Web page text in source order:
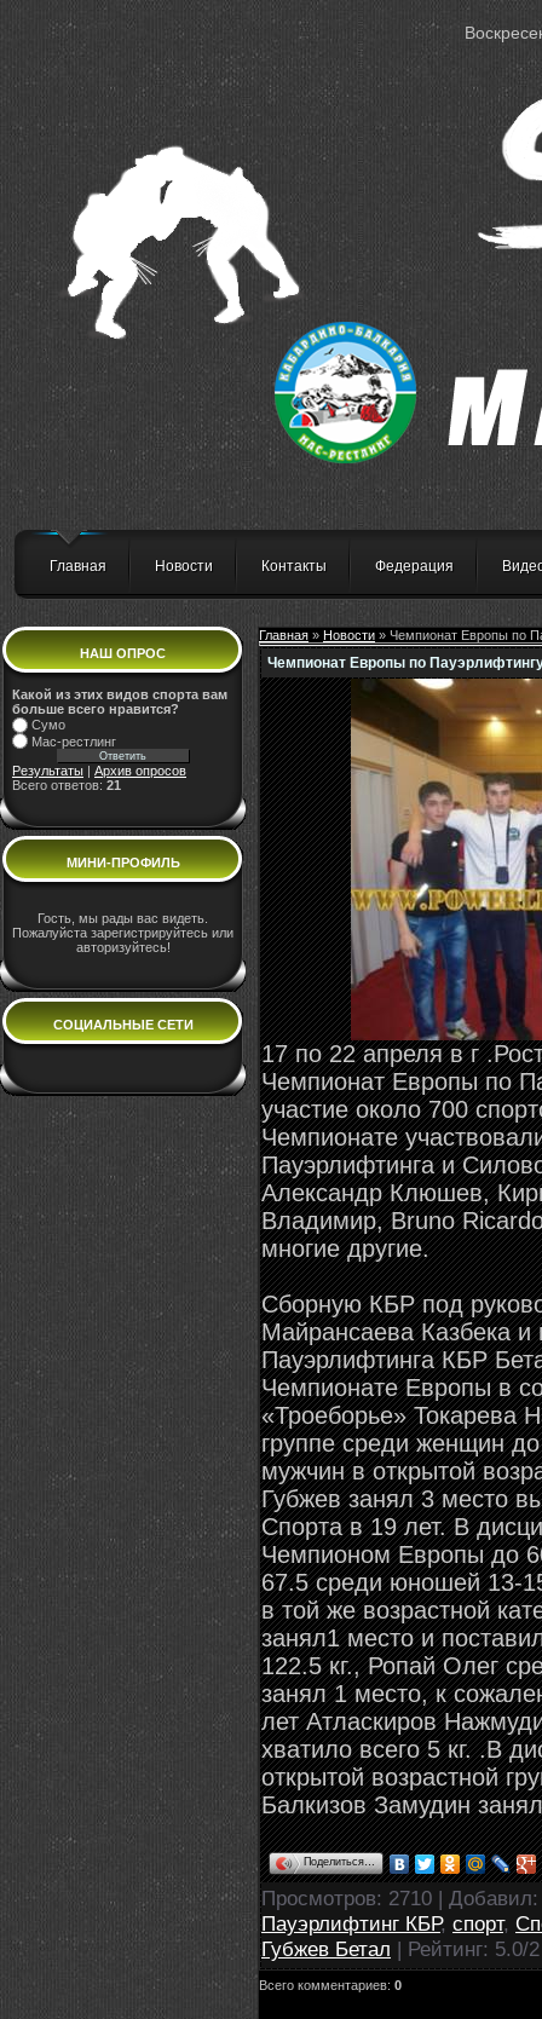
Главная Новости Контакты Федерация
НАШ ОПРОС
Какой из этих видов спорта вам
больше всего нравится?
Сумо
Мас-рестлинг
Результаты
Архив опросов
Всего ответов: 21
МИНИ-ПРОФИЛЬ
Гость, мы рады вас видеть.
Пожалуйста зарегистрируйтесь или
авторизуйтесь!
СОЦИАЛЬНЫЕ СЕТИ
Главная » Новости » Чемпионат Европы по
Чемпионат Европы по
17 по 22 апреля в г
Чемпионат Европы по
участие около 700
Чемпионате
Пауэрлифтинга и
Александр Клюшев,
Владимир, Bruno
многие другие.
Сборную КБР под
Майрансаева Казбека
Пауэрлифтинга КБР
Чемпионате Европы в
«Троеборье» Токарева
группе среди женщин
мужчин в открытой
Губжев занял 3 место
Спорта в 19 лет. В
Чемпионом Европы до
67.5 среди юношей 13-
в той же возрастной
занял1 место и
122.5 кг., Ропай Олег
занял 1 место, к
лет Атласкиров
хватило всего 5 кг. .В
открытой возрастной
Балкизов Замудин
Поделиться…
Просмотров: 2710 | Добавил
Пауэрлифтинг КБР, спорт,
Губжев Бетал | Рейтинг: 5.0/2
Всего комментариев: 0